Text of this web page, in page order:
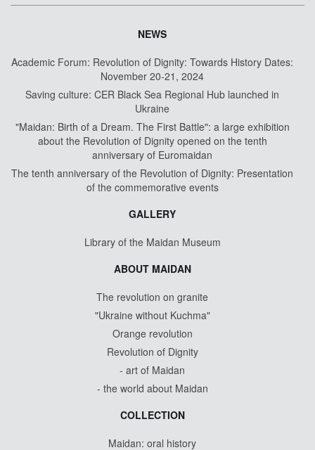
NEWS
Academic Forum: Revolution of Dignity: Towards History Dates:
November 20-21, 2024
Saving culture: CER Black Sea Regional Hub launched in
Ukraine
"Maidan: Birth of a Dream. The First Battle": a large exhibition
about the Revolution of Dignity opened on the tenth
anniversary of Euromaidan
The tenth anniversary of the Revolution of Dignity: Presentation
of the commemorative events
GALLERY
Library of the Maidan Museum
ABOUT MAIDAN
The revolution on granite
"Ukraine without Kuchma"
Orange revolution
Revolution of Dignity
- art of Maidan
- the world about Maidan
COLLECTION
Maidan: oral history